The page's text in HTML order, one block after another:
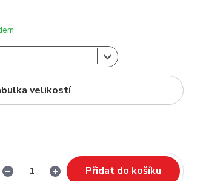
velikostí
Přidat do košíku